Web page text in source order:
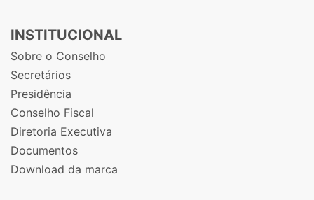
INSTITUCIONAL
Sobre o Conselho
Secretários
Presidência
Conselho Fiscal
Diretoria Executiva
Documentos
Download da marca